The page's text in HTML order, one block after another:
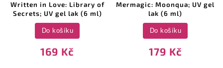
Written in Love: Library of
Secrets; UV gel lak (6 ml)
169 Kč
Do košíku
Mermagic: Moonqua; UV gel
lak (6 ml)
179 Kč
Do košíku